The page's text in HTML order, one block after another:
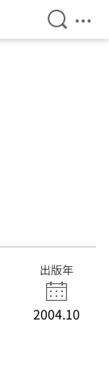
検索を
メ
出版年
2004.10